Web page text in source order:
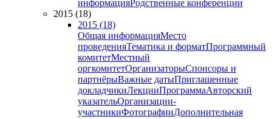
информацияРодственные конференции
2015 (18)
2015 (18)
Общая информацияМесто
проведенияТематика и форматПрограммный
комитетМестный
оргкомитетОрганизаторыСпонсоры и
партнёрыВажные датыПриглашенные
докладчикиЛекцииПрограммаАвторский
указательОрганизации-
участникиФотографииДополнительная